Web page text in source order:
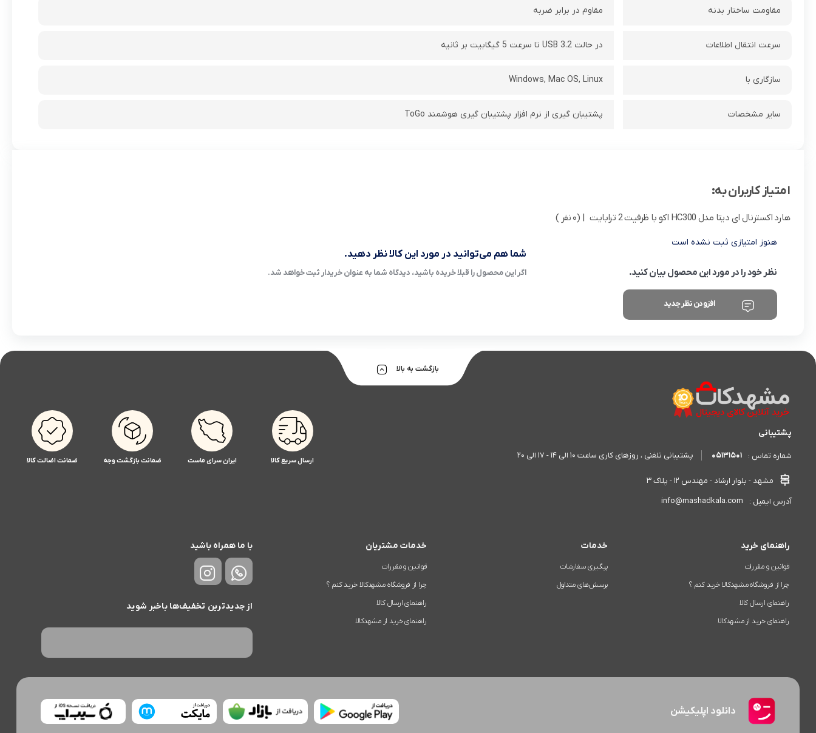
مقاومت ساختار بدنه مقاوم در برابر ضربه
سرعت انتقال اطلاعات در حالت USB 3.2 تا سرعت 5 گیگابیت بر ثانیه
سازگاری با Windows, Mac OS, Linux
سایر مشخصات پشتیبان گیری از نرم افزار پشتیبان گیری هوشمند ToGo
امتیاز کاربران به:
هارد اکسترنال ای دیتا مدل HC300 اکو با ظرفیت 2 ترابایت | (0 نفر )
هنوز امتیازی ثبت نشده است
نظر خود را در مورد این محصول بیان کنید.
افزودن نظر جدید
شما هم می‌توانید در مورد این کالا نظر دهید.
اگر این محصول را قبلا خریده باشید، دیدگاه شما به عنوان خریدار ثبت خواهد شد.
بازگشت به بالا
پشتیبانی
شماره تماس : 05131501 پشتیبانی تلفنی ، روزهای کاری ساعت 10 الی 14 - 17 الی 20
مشهد - بلوار ارشاد - مهندس 12 - پلاک 3
آدرس ایمیل :
info@mashadkala.com
ارسال سریع کالا ایران سرای ماست ضمانت بازگشت وجه ضمانت اضالت کالا
راهنمای خرید
قوانین و مقررات
چرا از فروشگاه مشهدکالا خرید کنم ؟
راهنمای ارسال کالا
راهنمای خرید از مشهدکالا
خدمات
پیگیری سفارشات
پرسش‌های متداول
خدمات مشتریان
قوانین و مقررات
چرا از فروشگاه مشهدکالا خرید کنم ؟
راهنمای ارسال کالا
راهنمای خرید از مشهدکالا
با ما همراه باشید
از جدیدترین تخفیف‌ها باخبر شوید
دانلود اپلیکیشن